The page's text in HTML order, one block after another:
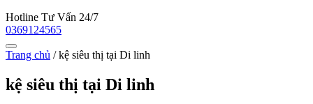
Hotline Tư Vấn 24/7
0369124565
Trang chủ /kệ siêu thị tại Di linh
kệ siêu thị tại Di linh